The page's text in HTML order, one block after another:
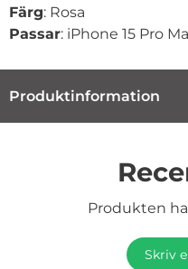
Färg: Rosa
Passar: iPhone 15 Pro
Produktinformation
Produkten
Skriv